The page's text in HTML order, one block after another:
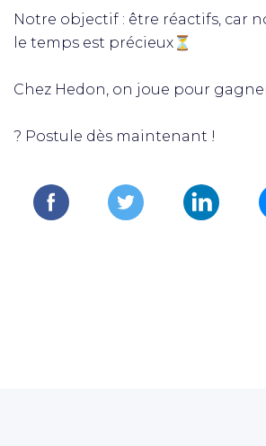
Notre objectif : être réactifs, car
le temps est précieux⏳
Chez Hedon, on joue pour
? Postule dès maintenant !